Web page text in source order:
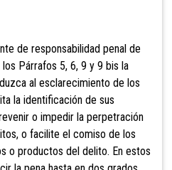
de responsabilidad penal de
Párrafos 5, 6, 9 y 9 bis la
al esclarecimiento de los
la identificación de sus
o impedir la perpetración
o facilite el comiso de los
o productos del delito. En estos